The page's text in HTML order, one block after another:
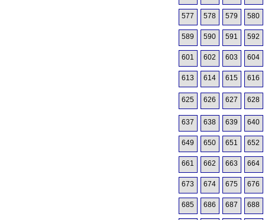
577 578 579 580
589 590 591 592
601 602 603 604
613 614 615 616
625 626 627 628
637 638 639 640
649 650 651 652
661 662 663 664
673 674 675 676
685 686 687 688